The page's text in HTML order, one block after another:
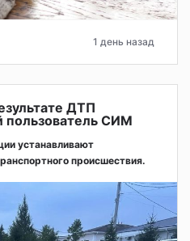
1 день назад
ДТП
пользователь СИМ
устанавливают
происшествия.